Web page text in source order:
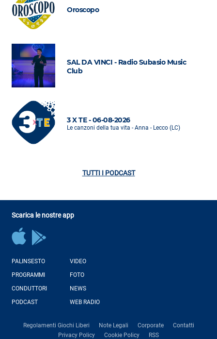
Oroscopo
SAL DA VINCI - Radio Subasio Music
Club
3 X TE - 06-08-2026
Le canzoni della tua vita - Anna - Lecco (LC)
TUTTI I PODCAST
Scarica le nostre app
PALINSESTO
PROGRAMMI
CONDUTTORI
PODCAST
VIDEO
FOTO
NEWS
WEB RADIO
Regolamenti Giochi Liberi Note Legali Corporate
Contatti
Privacy Policy
Cookie Policy RSS